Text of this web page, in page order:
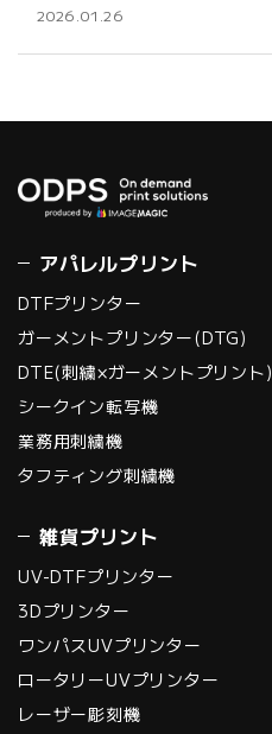
2026.01.26
アパレルプリント
DTFプリンター
ガーメントプリンター(DTG)
DTE(刺繍×ガーメントプリント)
シークイン転写機
業務用刺繍機
タフティング刺繍機
雑貨プリント
UV-DTFプリンター
3Dプリンター
ワンパスUVプリンター
ロータリーUVプリンター
レーザー彫刻機